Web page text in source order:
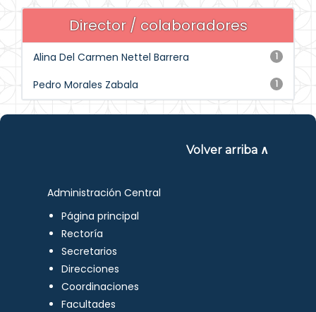
Director / colaboradores
1
Alina Del Carmen Nettel Barrera
1
Pedro Morales Zabala
Volver arriba ∧
Administración Central
Página principal
Rectoría
Secretarios
Direcciones
Coordinaciones
Facultades